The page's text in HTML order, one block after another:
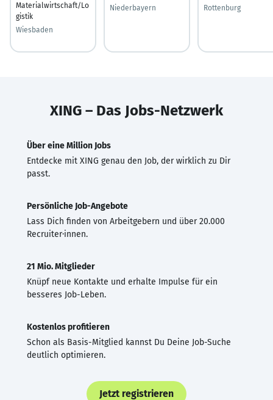
Materialwirtschaft/Lo
gistik
Wiesbaden
Niederbayern
Rottenburg
XING – Das Jobs-Netzwerk
Über eine Million Jobs
Entdecke mit XING genau den Job, der wirklich zu Dir
passt.
Persönliche Job-Angebote
Lass Dich finden von Arbeitgebern und über 20.000
Recruiter·innen.
21 Mio. Mitglieder
Knüpf neue Kontakte und erhalte Impulse für ein
besseres Job-Leben.
Kostenlos profitieren
Schon als Basis-Mitglied kannst Du Deine Job-Suche
deutlich optimieren.
Jetzt registrieren